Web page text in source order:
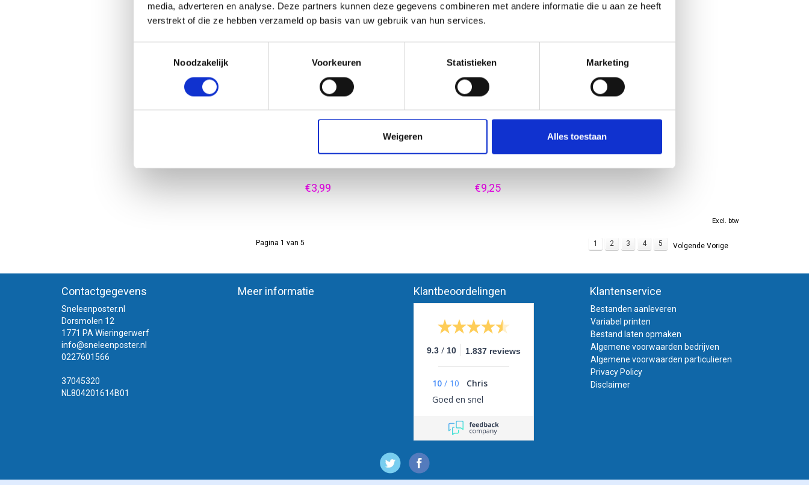
media, adverteren en analyse. Deze partners kunnen deze gegevens combineren met andere informatie die u aan ze heeft
verstrekt of die ze hebben verzameld op basis van uw gebruik van hun services.
Noodzakelijk
Voorkeuren Statistieken Marketing
Weigeren Alles toestaan
€2,95 €10,50 €7,50
€3,99 €9,25
Excl. btw
Pagina 1 van 5 1 2 3 4 5 Volgende Vorige
Contactgegevens
Sneleenposter.nl
Dorsmolen 12
1771 PA Wieringerwerf
info@sneleenposter.nl
0227601566
37045320
NL804201614B01
Meer informatie Klantbeoordelingen
9.3 / 10 1.837 reviews
10 / 10
Chris
Goed en snel
Klantenservice
Bestanden aanleveren
Variabel printen
Bestand laten opmaken
Algemene voorwaarden bedrijven
Algemene voorwaarden particulieren
Privacy Policy
Disclaimer